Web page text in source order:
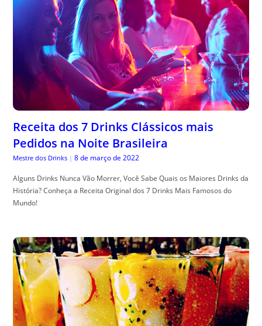
Receita dos 7 Drinks Clássicos mais
Pedidos na Noite Brasileira
Mestre dos Drinks | 8 de março de 2022
Alguns Drinks Nunca Vão Morrer, Você Sabe Quais os Maiores Drinks da
História? Conheça a Receita Original dos 7 Drinks Mais Famosos do
Mundo!